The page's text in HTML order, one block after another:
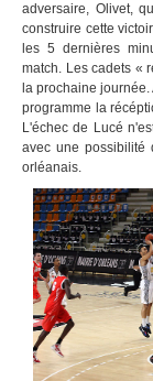
adversaire, Olivet,
construire cette
les 5 dernières
match. Les cadets «
la prochaine journée.
programme la
L'échec de Lucé
avec une possibilité
orléanais.